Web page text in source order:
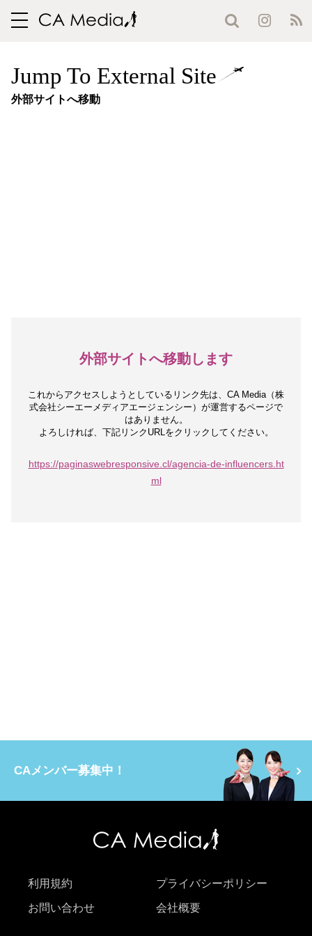
toggle
Jump To External Site
外部サイトへ移動
外部サイトへ移動します
これからアクセスしようとしているリンク先は、 CA Media（株
式会社シーエーメディアエージェンシー）が運営するページで
はありません。
よろしければ、下記リンクURLをクリックしてください。
https://paginaswebresponsive.cl/agencia-de-influencers.ht
ml
CAメンバー募集中！
利用規約 プライバシーポリシー
お問い合わせ 会社概要